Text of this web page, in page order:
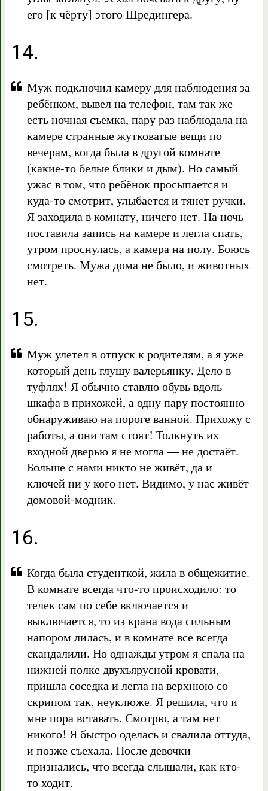
его [к чёрту] этого Шредингера.
14.
Муж подключил камеру для наблюдения за
ребёнком, вывел на телефон, там так же
есть ночная съемка, пару раз наблюдала на
камере странные жутковатые вещи по
вечерам, когда была в другой комнате
(какие-то белые блики и дым). Но самый
ужас в том, что ребёнок просыпается и
куда-то смотрит, улыбается и тянет ручки.
Я заходила в комнату, ничего нет. На ночь
поставила запись на камере и легла спать,
утром проснулась, а камера на полу. Боюсь
смотреть. Мужа дома не было, и животных
нет.
15.
Муж улетел в отпуск к родителям, а я уже
который день глушу валерьянку. Дело в
туфлях! Я обычно ставлю обувь вдоль
шкафа в прихожей, а одну пару постоянно
обнаруживаю на пороге ванной. Прихожу с
работы, а они там стоят! Толкнуть их
входной дверью я не могла — не достаёт.
Больше с нами никто не живёт, да и
ключей ни у кого нет. Видимо, у нас живёт
домовой-модник.
16.
Когда была студенткой, жила в общежитие.
В комнате всегда что-то происходило: то
телек сам по себе включается и
выключается, то из крана вода сильным
напором лилась, и в комнате все всегда
скандалили. Но однажды утром я спала на
нижней полке двухъярусной кровати,
пришла соседка и легла на верхнюю со
скрипом так, неуклюже. Я решила, что и
мне пора вставать. Смотрю, а там нет
никого! Я быстро оделась и свалила оттуда,
и позже съехала. После девочки
признались, что всегда слышали, как кто-
то ходит.